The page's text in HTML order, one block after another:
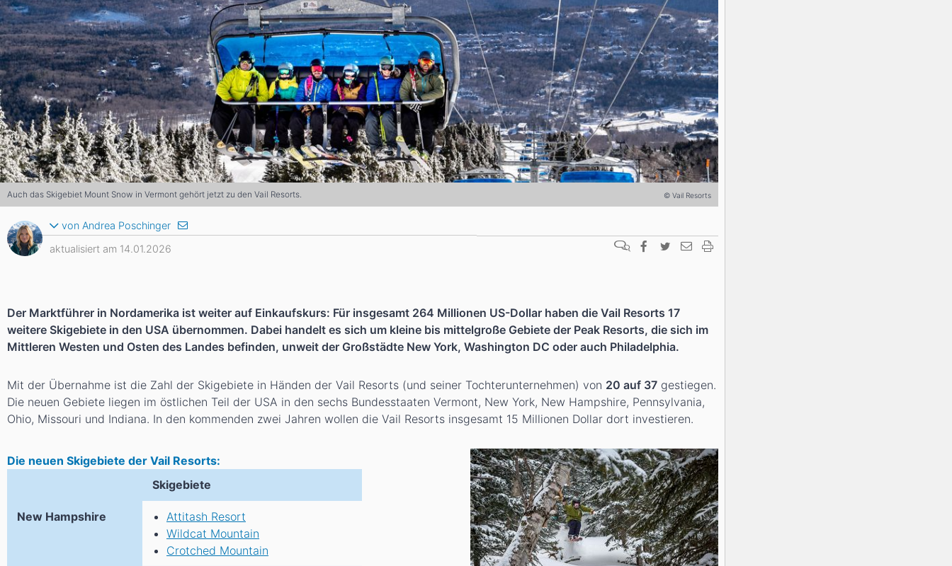
Auch das Skigebiet Mount Snow in Vermont gehört jetzt zu den Vail Resorts. © Vail Resorts
Der Marktführer in Nordamerika ist weiter auf Einkaufskurs: Für insgesamt 264 Millionen US-Dollar haben die Vail Resorts 17
weitere Skigebiete in den USA übernommen. Dabei handelt es sich um kleine bis mittelgroße Gebiete der Peak Resorts, die sich im
Mittleren Westen und Osten des Landes befinden, unweit der Großstädte New York, Washington DC oder auch Philadelphia.
Mit der Übernahme ist die Zahl der Skigebiete in Händen der Vail Resorts (und seiner Tochterunternehmen) von 20 auf 37 gestiegen.
Die neuen Gebiete liegen im östlichen Teil der USA in den sechs Bundesstaaten Vermont, New York, New Hampshire, Pennsylvania,
Ohio, Missouri und Indiana. In den kommenden zwei Jahren wollen die Vail Resorts insgesamt 15 Millionen Dollar dort investieren.
Die neuen Skigebiete der Vail Resorts:
Skigebiete
New Hampshire
Attitash Resort
Wildcat Mountain
Crotched Mountain
von Andrea Poschinger
aktualisiert am 14.01.2026
Japan China Russland Südkorea Türkei Georgien
Iran Indien Aserbaidschan Vereinigte Arabische Emirate
Ozeanien
Neuseeland Australien
Südamerika
Chile Argentinien
Südamerika
Argentinien Chile
Asien
Russland China
Blizzard Head Dynastar Salomon K2
Nordica Stöckli Kästle Scott Black Diamond
Hagan Indigo
Ogso